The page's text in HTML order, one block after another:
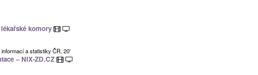
komory
a statistiky ČR, 20'
– NIX-ZD.CZ